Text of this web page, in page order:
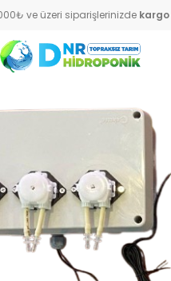
ve üzeri siparişlerinizde